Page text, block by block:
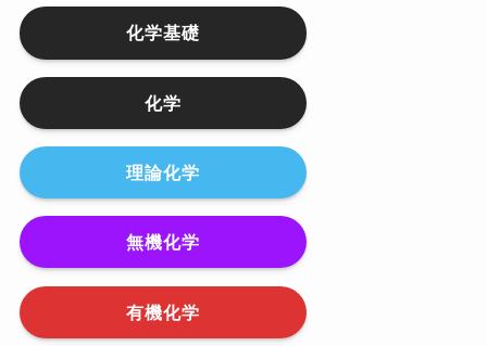
化学基礎
化学
理論化学
無機化学
有機化学